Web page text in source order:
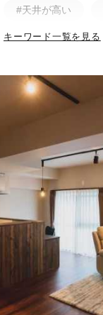
#天井が高い
#ハンモック
#自転車収納
#ひとり暮らし
#ガーデニング
キーワード一覧を見る